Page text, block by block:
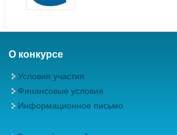
О конкурсе
Условия участия
Финансовые условия
Информационное письмо